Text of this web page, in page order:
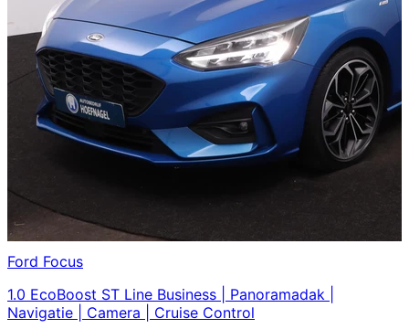
Ford Focus
1.0 EcoBoost ST Line Business | Panoramadak |
Navigatie | Camera | Cruise Control